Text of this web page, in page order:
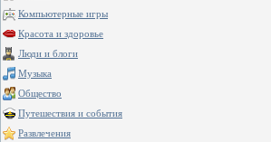
Компьютерные игры
Красота и здоровье
Люди и блоги
Музыка
Общество
Путешествия и события
Развлечения